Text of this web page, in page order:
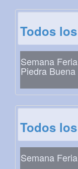
Todos
Semana
Piedra Buena
Todos
Semana